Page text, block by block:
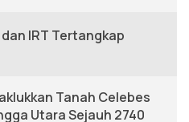
IRT Tertangkap
Tanah Celebes
Utara Sejauh 2740